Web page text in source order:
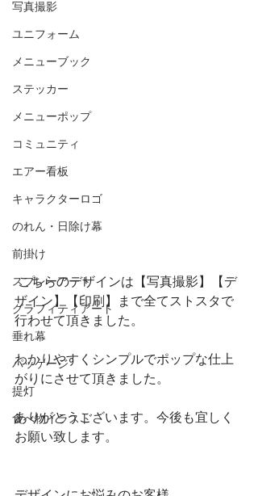
写真撮影
ユニフォーム
メニューブック
ステッカー
メニューポップ
コミュニティ
エアー看板
キャラクターロゴ
のれん・日除け幕
前掛け
スプレーアート
グラフィティアート
垂れ幕
パッケージ
提灯
食べ物イラスト
こちらのデザインは【写真撮影】【デ
ザイン】【印刷】まで全てストスタで
行わせて頂きました。
わかりやすくシンプルでポップな仕上
がりにさせて頂きました。
ありがとうございます。今後も宜しく
お願い致します。